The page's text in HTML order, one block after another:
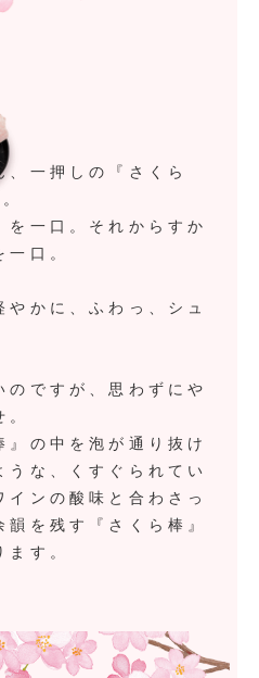
、一押しの『さくら
を一口。それからすか
口。
かに、ふわっ、シュ
のですが、思わずにや
の中を泡が通り抜け
うな、くすぐられてい
ンの酸味と合わさっ
を残す『さくら棒』
す。